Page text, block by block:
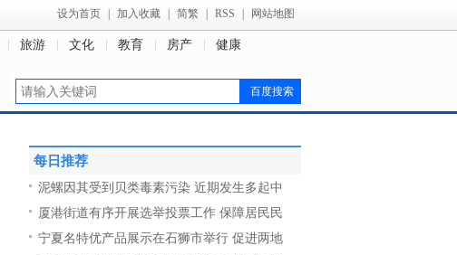
设为首页 加入收藏 简繁 RSS 网站地图
旅游 文化 教育 房产 健康
每日推荐
泥螺因其受到贝类毒素污染 近期发生多起中
厦港街道有序开展选举投票工作 保障居民民
宁夏名特优产品展示在石狮市举行 促进两地